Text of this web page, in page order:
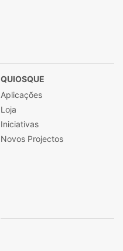
QUIOSQUE
Aplicações
Loja
Iniciativas
Novos Projectos